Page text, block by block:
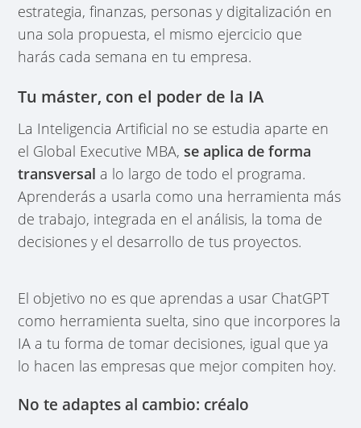
estrategia, finanzas, personas y digitalización en
una sola propuesta, el mismo ejercicio que
harás cada semana en tu empresa.
Tu máster, con el poder de la IA
La Inteligencia Artificial no se estudia aparte en
el Global Executive MBA,se aplica de forma
transversal a lo largo de todo el programa.
Aprenderás a usarla como una herramienta más
de trabajo, integrada en el análisis, la toma de
decisiones y el desarrollo de tus proyectos.
El objetivo no es que aprendas a usar ChatGPT
como herramienta suelta, sino que incorpores la
IA a tu forma de tomar decisiones, igual que ya
lo hacen las empresas que mejor compiten hoy.
No te adaptes al cambio: créalo